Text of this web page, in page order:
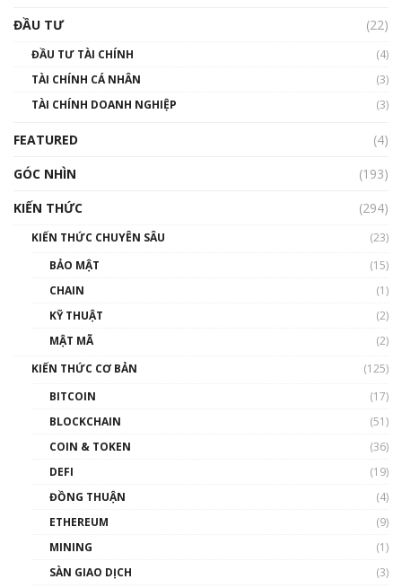
00:02:14
Nhìn lại năm 2022: Những sự kiện ảnh hưởng
đến hệ sinh thái tiền mã hoá | Phổ cập
00:43:47
như thể nào?
00:39:31
Phổ cập Blockchain
thống & Crypto qua các cuộc chiến | Phổ cập
ĐẦU TƯ
(22)
ĐẦU TƯ TÀI CHÍNH
(4)
TÀI CHÍNH CÁ NHÂN
(3)
TÀI CHÍNH DOANH NGHIỆP
(3)
FEATURED
(4)
GÓC NHÌN
(193)
KIẾN THỨC
(294)
KIẾN THỨC CHUYÊN SÂU
(23)
BẢO MẬT
(15)
CHAIN
(1)
KỸ THUẬT
(2)
MẬT MÃ
(2)
KIẾN THỨC CƠ BẢN
(125)
BITCOIN
(17)
BLOCKCHAIN
(51)
COIN & TOKEN
(36)
DEFI
(19)
ĐỒNG THUẬN
(4)
ETHEREUM
(9)
MINING
(1)
SÀN GIAO DỊCH
(3)